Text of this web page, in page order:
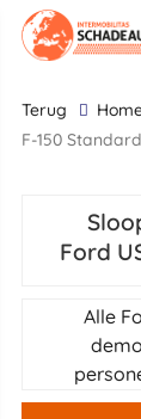
terug
F-150
Ford
Alle